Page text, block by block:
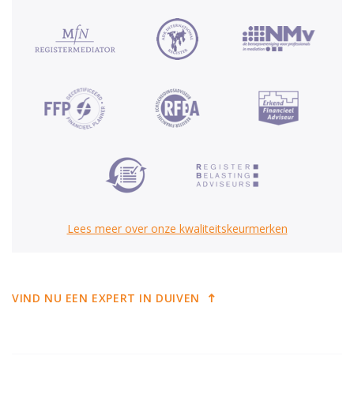
Lees meer over onze kwaliteitskeurmerken
VIND NU EEN EXPERT IN DUIVEN